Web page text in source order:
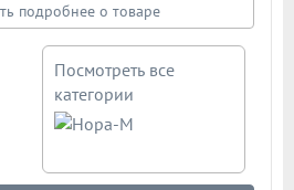
подробнее о товаре
Посмотреть все
категории